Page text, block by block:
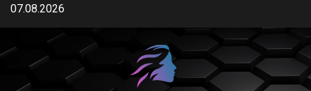
Перейти
содержимому
07.08.2026